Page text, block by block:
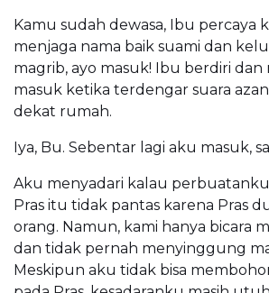
Kamu sudah dewasa, Ibu percaya
menjaga nama baik suami dan
magrib, ayo masuk! Ibu berdiri
masuk ketika terdengar suara
dekat rumah.
Iya, Bu. Sebentar lagi aku masuk,
Aku menyadari kalau
Pras itu tidak pantas karena Pras
orang. Namun, kami hanya bicara
dan tidak pernah menyinggung
Meskipun aku tidak bisa